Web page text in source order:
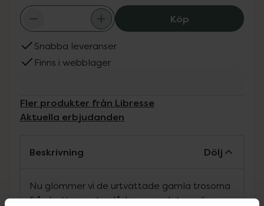
KöpLibresse
Snabba leveranser
Finns i webblager
Fler produkter från Libresse
Aktuella erbjudanden
Beskrivning Dölj
Nu glömmer vi de urtvättade gamla trosorna
från botten av troslådan - uppdatera din